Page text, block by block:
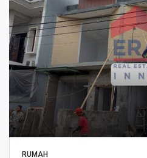
RUMAH